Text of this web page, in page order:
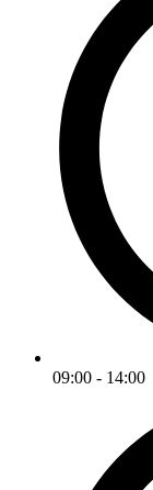
09:00 - 14:00